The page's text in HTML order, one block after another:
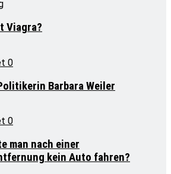
Viagra?
0
Barbara Weiler
0
man nach einer
kein Auto fahren?